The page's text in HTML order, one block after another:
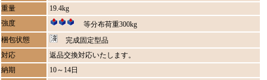
重量
19.4kg
強度
等分布荷重300kg
梱包状態
完成固定型品
対応
返品交換対応いたします。
納期
10～14日